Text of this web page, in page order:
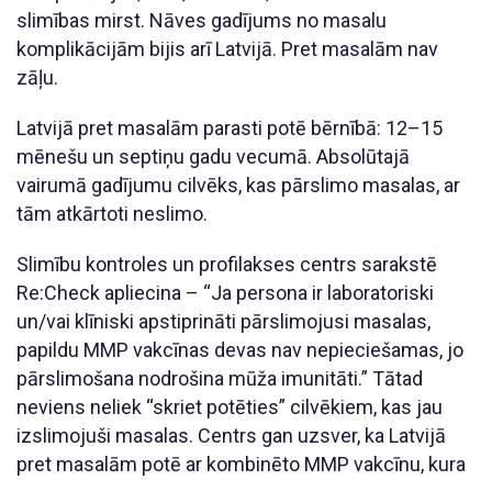
slimības mirst. Nāves gadījums no masalu
komplikācijām bijis arī Latvijā. Pret masalām nav
zāļu.
Latvijā pret masalām parasti potē bērnībā: 12–15
mēnešu un septiņu gadu vecumā. Absolūtajā
vairumā gadījumu cilvēks, kas pārslimo masalas, ar
tām atkārtoti neslimo.
Slimību kontroles un profilakses centrs sarakstē
Re:Check apliecina – “Ja persona ir laboratoriski
un/vai klīniski apstiprināti pārslimojusi masalas,
papildu MMP vakcīnas devas nav nepieciešamas, jo
pārslimošana nodrošina mūža imunitāti.” Tātad
neviens neliek “skriet potēties” cilvēkiem, kas jau
izslimojuši masalas. Centrs gan uzsver, ka Latvijā
pret masalām potē ar kombinēto MMP vakcīnu, kura